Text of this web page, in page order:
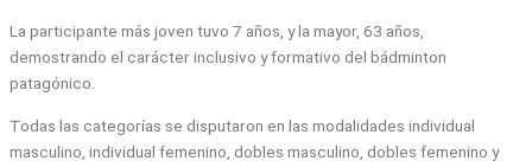
La participante más joven tuvo 7 años, y la mayor, 63 años,
demostrando el carácter inclusivo y formativo del bádminton
patagónico.
Todas las categorías se disputaron en las modalidades individual
masculino, individual femenino, dobles masculino, dobles femenino y